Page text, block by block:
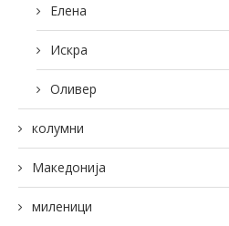
Елена
Искра
Оливер
колумни
Македонија
миленици